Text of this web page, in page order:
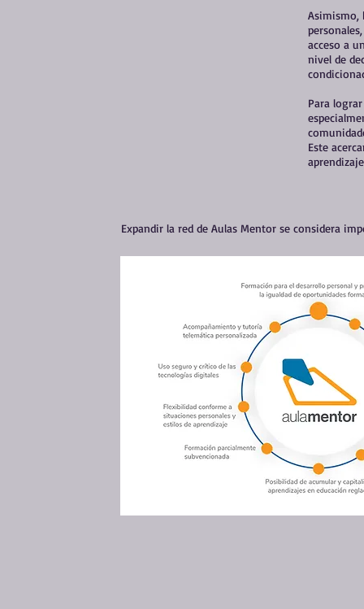
Asimismo,
acceso a
nivel de
Para
Este
Expandir la red de Aulas Mentor se considera